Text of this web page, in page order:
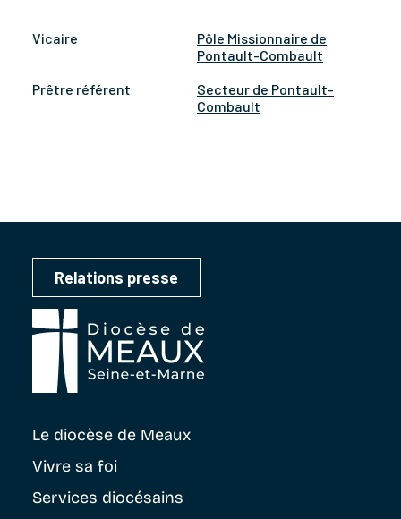
Vicaire
Pôle Missionnaire de
Pontault-Combault
Prêtre référent
Secteur de Pontault-
Combault
Relations presse
Le diocèse de Meaux
Vivre sa foi
Services diocésains